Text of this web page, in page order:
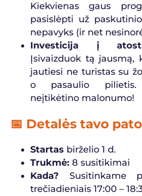
Kiekvienas gaus
pasislėpti už
nepavyks (ir net
Investicija į
Įsivaizduok tą jausmą,
jautiesi ne turistas su
o pasaulio
neįtikėtino malonumo!
📅 Detalės tavo
Startas birželio 1 d.
Trukmė: 8 susitikimai
Kada? Susitinkame
trečiadieniais 17:00 –